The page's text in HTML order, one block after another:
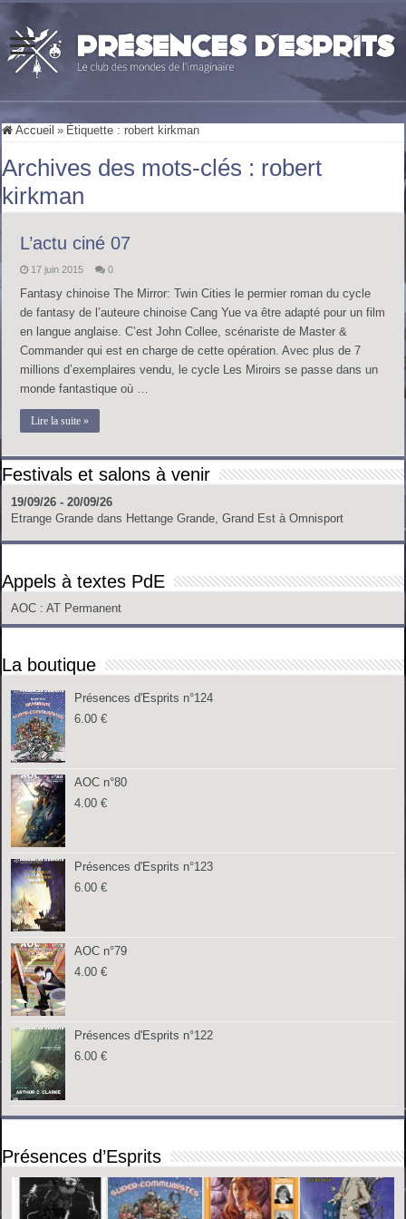
Accueil » Étiquette :robert kirkman
Archives des mots-clés : robert
kirkman
L’actu ciné 07
17 juin 2015 0
Fantasy chinoise The Mirror: Twin Cities le permier roman du cycle
de fantasy de l’auteure chinoise Cang Yue va être adapté pour un film
en langue anglaise. C’est John Collee, scénariste de Master &
Commander qui est en charge de cette opération. Avec plus de 7
millions d’exemplaires vendu, le cycle Les Miroirs se passe dans un
monde fantastique où …
Lire la suite »
Festivals et salons à venir
19/09/26 - 20/09/26
Etrange Grande dans Hettange Grande, Grand Est à Omnisport
Appels à textes PdE
AOC : AT Permanent
La boutique
Présences d'Esprits n°124
6.00€
AOC n°80
4.00€
Présences d'Esprits n°123
6.00€
AOC n°79
4.00€
Présences d'Esprits n°122
6.00€
Présences d’Esprits